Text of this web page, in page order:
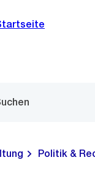
Politik &